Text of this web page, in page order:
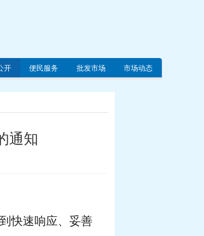
开 便民服务 批发市场 市场动态
通知
快速响应、妥善